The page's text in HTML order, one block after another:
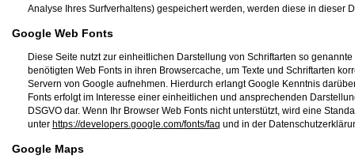
Analyse Ihres Surfverhaltens) gespeichert werden, werden diese in dieser
Google Web Fonts
Diese Seite nutzt zur einheitlichen Darstellung von Schriftarten so
benötigten Web Fonts in ihren Browsercache, um Texte und Schriftarten
Servern von Google aufnehmen. Hierdurch erlangt Google Kenntnis
Fonts erfolgt im Interesse einer einheitlichen und ansprechenden
DSGVO dar. Wenn Ihr Browser Web Fonts nicht unterstützt, wird eine
unter https://developers.google.com/fonts/faq und in der
Google Maps